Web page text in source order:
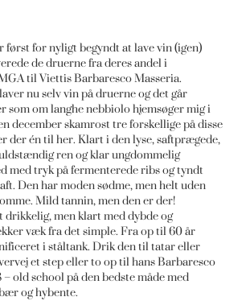
først for nyligt begyndt at lave vin (igen)
de druerne fra deres andel i
til Viettis Barbaresco Masseria.
nu selv vin på druerne og det går
som om langhe nebbiolo hjemsøger mig i
december skamrost tre forskellige på disse
der én til her. Klart i den lyse, saftprægede,
ren og klar ungdommelig
med tryk på fermenterede ribs og tyndt
Den har moden sødme, men helt uden
Mild tannin, men den er der!
drikkelig, men klart med dybde og
væk fra det simple. Fra op til 60 år
i ståltank. Drik den til tatar eller
et step eller to op til hans Barbaresco
– old school på den bedste måde med
og hybente.